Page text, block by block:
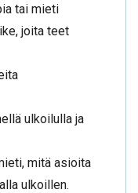
tai mieti
joita teet
ulkoilulla ja
mitä asioita
ulkoillen.